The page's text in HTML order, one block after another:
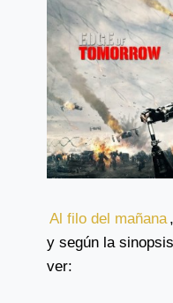
Al filo del mañana
y según la
ver: